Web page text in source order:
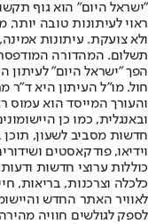
"ישראל היום" הוא גוף
ראוי לעיתונות טובה
ולא צועקת. עיתונות
הפך "ישראל היום" לעיתון
חול. מו"ל העיתון היא ד"ר
והעורך המייסד הוא עמוס
חדשות מסביב לשעון, תוכן
וידיאו, פודקאסטים
כוללות ערוצי חדשות
לאוויר האתר החדש
לספק לגולשים חוויה